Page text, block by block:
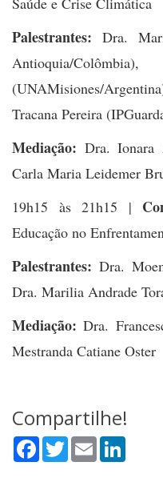
Palestrantes: Dra.
Antioquia/
(UNAMisiones/
Tracana Pereira
Mediação: Dra. Ionara
Carla Maria Leidemer
19h15 às 21h15 |
Educação no
Palestrantes: Dra.
Dra. Marilia Andrade
Mediação:Dra.
Mestranda Catiane Oster
Compartilhe!
Facebook
TwitterEmail